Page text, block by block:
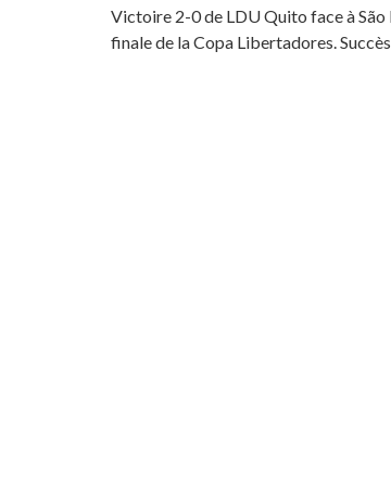
Victoire 2-0 de LDU Quito face à São
finale de la Copa Libertadores. Succès